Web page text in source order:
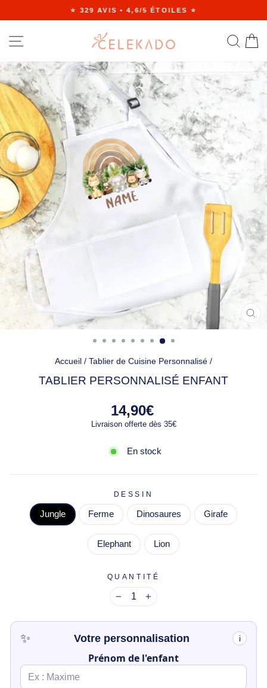
Diaporama
⭐ 329 AVIS • 4,6/5 ÉTOILES ⭐
NAVIGATION
Accueil / Tablier de Cuisine Personnalisé /
TABLIER PERSONNALISÉ ENFANT
Prix
régulier
14,90€
Livraison offerte dès 35€
En stock
DESSIN
Jungle Ferme Dinosaures Girafe
Elephant Lion
QUANTITÉ
+
✨ Votre personnalisation i
Prénom de l'enfant